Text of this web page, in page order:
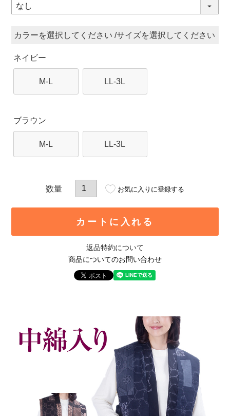
カラー サイズ
ネイビー
M-L LL-3L
ブラウン
M-L LL-3L
お気に入りに登録する
カートに入れる
返品特約について
商品についてのお問い合わせ